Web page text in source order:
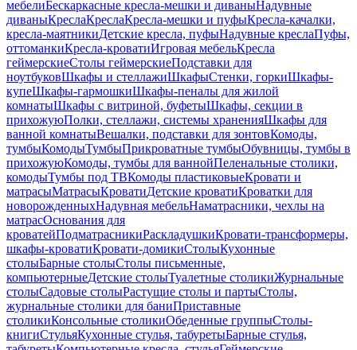
мебелиБескаркасные кресла-мешки и диваныНадувные
диваныКреслаКреслаКресла-мешки и пуфыКресла-качалки,
кресла-маятникиДетские кресла, пуфыНадувные креслаПуфы,
оттоманкиКресла-кроватиИгровая мебельКресла
геймерскиеСтолы геймерскиеПодставки для
ноутбуковШкафы и стеллажиШкафыСтенки, горкиШкафы-
купеШкафы-гармошкиШкафы-пеналы для жилой
комнатыШкафы с витриной, буфетыШкафы, секции в
прихожуюПолки, стеллажи, системы храненияШкафы для
ванной комнатыВешалки, подставки для зонтовКомоды,
тумбыКомодыТумбыПрикроватные тумбыОбувницы, тумбы в
прихожуюКомоды, тумбы для ваннойПеленальные столики,
комодыТумбы под ТВКомоды пластиковыеКровати и
матрасыМатрасыКроватиДетские кроватиКроватки для
новорожденныхНадувная мебельНаматрасники, чехлы на
матрасОснования для
кроватейПодматрасникиРаскладушкиКровати-трансформеры,
шкафы-кроватиКровати-домикиСтолыКухонные
столыБарные столыСтолы письменные,
компьютерныеДетские столыТуалетные столикиЖурнальные
столыСадовые столыРастущие столы и партыСтолы,
журнальные столики для баниПриставные
столикиКонсольные столикиОбеденные группыСтолы-
книгиСтульяКухонные стулья, табуретыБарные стулья,